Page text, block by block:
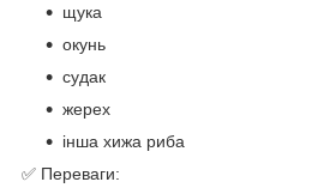
щука
окунь
судак
жерех
інша хижа риба
✅ Переваги: